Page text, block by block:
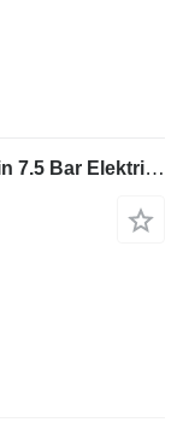
Grassair S55.7 SF 18.5 kW 2500 L / min 7.5 Bar Elektrische Schro